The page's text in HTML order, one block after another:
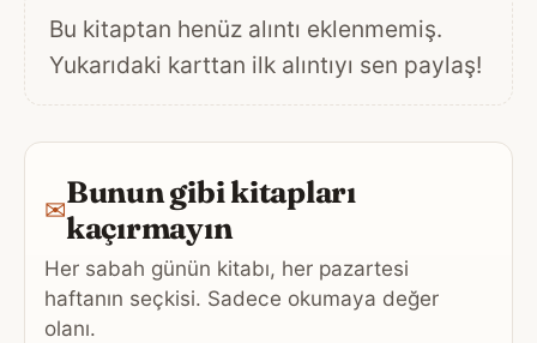
Bu kitaptan henüz alıntı eklenmemiş.
Yukarıdaki karttan ilk alıntıyı sen paylaş!
✉Bunun gibi kitapları
kaçırmayın
Her sabah günün kitabı, her pazartesi
haftanın seçkisi. Sadece okumaya değer
olanı.